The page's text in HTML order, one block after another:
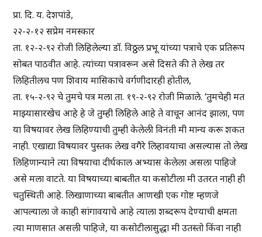
प्रा. दि. य. देशपांडे,
२२-२-१२ सप्रेम नमस्कार
ता. १२-२-९२ रोजी लिहिलेल्या डॉ. विठ्ठल प्रभू यांच्या पत्राचे एक प्रतिरूप
सोबत पाठवीत आहे. त्यांच्या पत्रावरून असे दिसते की ते लेख तर
लिहितीलच पण शिवाय मासिकाचे वर्गणीदारही होतील,
ता. १५-२-९२ चे तुमचे पत्र मला ता. १९-२-९२ रोजी मिळाले. ‘तुमचेही मत
माझ्यासारखेच आहे हे जे तुम्ही लिहिले आहे ते वाचून आनंद झाला, पण
या विषयावर लेख लिहिण्याची तुम्ही केलेली विनंती मी मान्य करू शकत
नाही. एखाद्या विषयावर पुस्तक लेख वगैरे लिहावयाचा असल्यास तो लेख
लिहिणान्याने त्या विषयाचा दीर्घकाल अभ्यास केलेला असला पाहिजे
असे मला वाटते. या विषयाच्या बाबतीत या कसोटीला मी उतरत नाही ही
चतुस्थिती आहे. लिखाणाच्या बाबतीत आणखी एक गोष्ट म्हणजे
आपल्याला जे काही सांगावयाचे आहे त्याला शब्दरूप देण्याची क्षमता
त्या माणसात असली पाहिजे, या कसोटीलासुद्धा मी उतस्तो किंवा नाही